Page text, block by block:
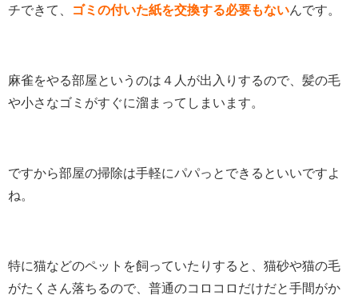
チできて、
ゴミの付いた紙を交換する必要もないんです。
麻雀をやる部屋というのは４人が出入りするので、髪の毛
や小さなゴミがすぐに溜まってしまいます。
ですから部屋の掃除は手軽にパパっとできるといいですよ
ね。
特に猫などのペットを飼っていたりすると、猫砂や猫の毛
がたくさん落ちるので、普通のコロコロだけだと手間がか